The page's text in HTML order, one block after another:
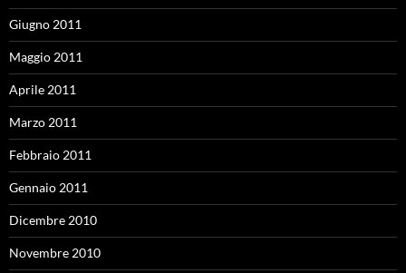
Giugno 2011
Maggio 2011
Aprile 2011
Marzo 2011
Febbraio 2011
Gennaio 2011
Dicembre 2010
Novembre 2010